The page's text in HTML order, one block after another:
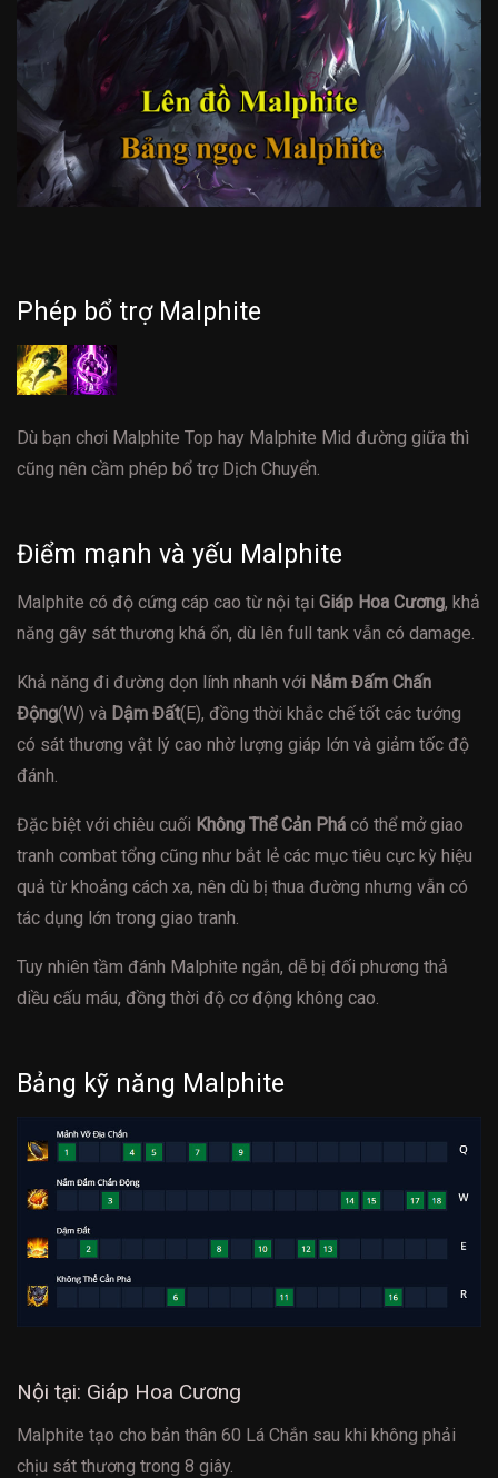
Phép bổ trợ Malphite
Dù bạn chơi Malphite Top hay Malphite Mid đường giữa thì
cũng nên cầm phép bổ trợ Dịch Chuyển.
Điểm mạnh và yếu Malphite
Malphite có độ cứng cáp cao từ nội tại Giáp Hoa Cương, khả
năng gây sát thương khá ổn, dù lên full tank vẫn có damage.
Khả năng đi đường dọn lính nhanh với Nắm Đấm Chấn
Động(W) và Dậm Đất(E), đồng thời khắc chế tốt các tướng
có sát thương vật lý cao nhờ lượng giáp lớn và giảm tốc độ
đánh.
Đặc biệt với chiêu cuối Không Thể Cản Phá có thể mở giao
tranh combat tổng cũng như bắt lẻ các mục tiêu cực kỳ hiệu
quả từ khoảng cách xa, nên dù bị thua đường nhưng vẫn có
tác dụng lớn trong giao tranh.
Tuy nhiên tầm đánh Malphite ngắn, dễ bị đối phương thả
diều cấu máu, đồng thời độ cơ động không cao.
Bảng kỹ năng Malphite
Nội tại: Giáp Hoa Cương
Malphite tạo cho bản thân 60 Lá Chắn sau khi không phải
chịu sát thương trong 8 giây.